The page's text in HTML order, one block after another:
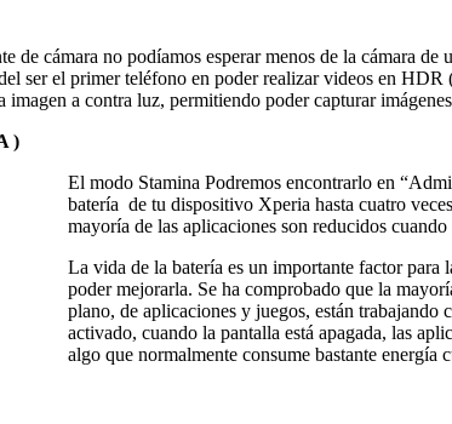
de cámara no podíamos esperar menos de la cámara
ser el primer teléfono en poder realizar videos en
a contra luz, permitiendo poder capturar
)
El modo Stamina Podremos encontrarlo en
batería de tu dispositivo Xperia hasta cuatro
mayoría de las aplicaciones son reducidos
La vida de la batería es un importante factor para
poder mejorarla. Se ha comprobado que la
plano, de aplicaciones y juegos, están
activado, cuando la pantalla está apagada, las
algo que normalmente consume bastante energía